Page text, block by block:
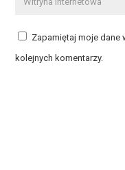
Zapamiętaj moje dane
kolejnych komentarzy.